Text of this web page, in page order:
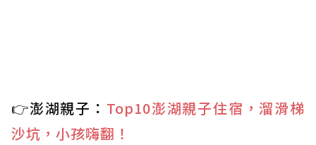
👉澎湖親子： Top10澎湖親子住宿，溜滑梯
沙坑，小孩嗨翻！